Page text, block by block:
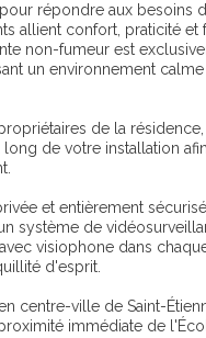
répondre aux besoins
allient confort, praticité et
non-fumeur est
un environnement
de la
de votre installation
et entièrement
système de
visiophone dans
d'esprit.
centre-ville de Saint-
immédiate de